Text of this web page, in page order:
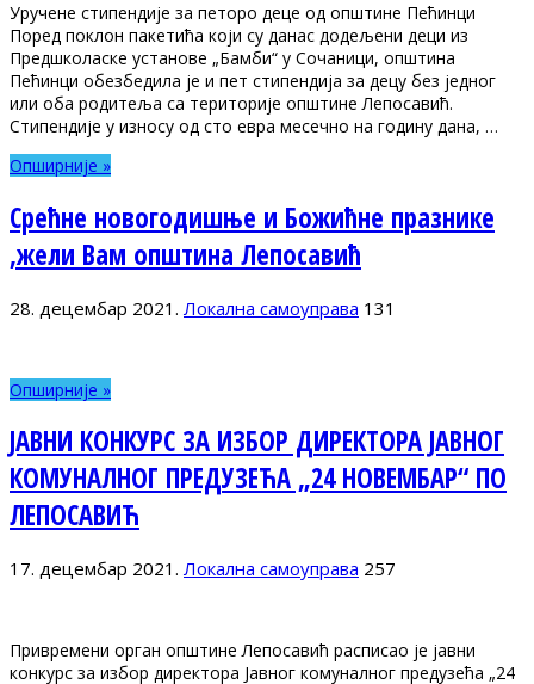
Уручене стипендије за петоро деце од општине Пећинци
Поред поклон пакетића који су данас додељени деци из
Предшколаске установе „Бамби“ у Сочаници, општина
Пећинци обезбедила је и пет стипендија за децу без једног
или оба родитеља са територије општине Лепосавић.
Стипендије у износу од сто евра месечно на годину дана, …
Опширније »
Срећне новогодишње и Божићне празнике
,жели Вам општина Лепосавић
28. децембар 2021. Локална самоуправа 131
Опширније »
ЈАВНИ КОНКУРС ЗА ИЗБОР ДИРЕКТОРА ЈАВНОГ
КОМУНАЛНОГ ПРЕДУЗЕЋА „24 НОВЕМБАР“ ПО
ЛЕПОСАВИЋ
17. децембар 2021. Локална самоуправа 257
Привремени орган општине Лепосавић расписао је јавни
конкурс за избор директора Јавног комуналног предузећа „24